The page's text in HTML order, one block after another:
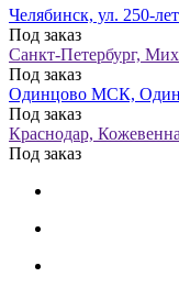
Челябинск, ул. 250-
Под заказ
Санкт-Петербург,
Под заказ
Одинцово МСК,
Под заказ
Краснодар,
Под заказ